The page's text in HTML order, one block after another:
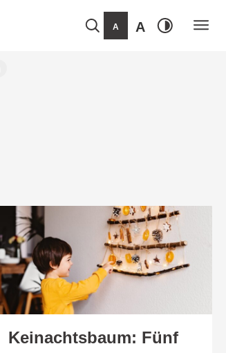
A A
Keinachtsbaum: Fünf